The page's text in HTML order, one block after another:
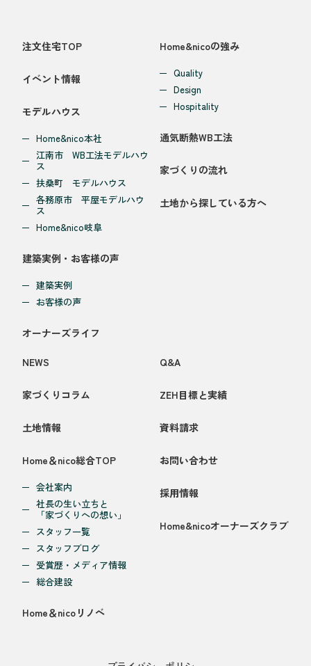
注文住宅TOP
イベント情報
モデルハウス
Home&nico本社
江南市 WB工法モデルハウ
ス
扶桑町 モデルハウス
各務原市 平屋モデルハウ
ス
Home&nico岐阜
建築実例・お客様の声
建築実例
お客様の声
オーナーズライフ
Home&nicoの強み
Quality
Design
Hospitality
通気断熱WB工法
家づくりの流れ
土地から探している方へ
NEWS
家づくりコラム
土地情報
Home＆nico総合TOP
会社案内
社長の生い立ちと
「家づくりへの想い」
スタッフ一覧
スタッフブログ
受賞歴・メディア情報
総合建設
Home＆nicoリノベ
Q&A
ZEH目標と実績
資料請求
お問い合わせ
採用情報
Home&nicoオーナーズクラブ